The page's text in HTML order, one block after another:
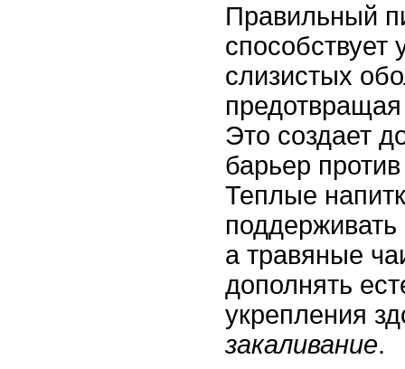
Правильный
слизистых
Это создает
барьер
Теплые
а травяные
дополнять
укрепления
закаливание.